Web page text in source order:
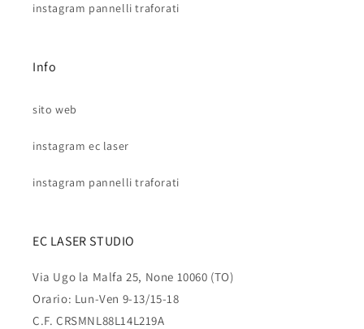
instagram pannelli traforati
Info
sito web
instagram ec laser
instagram pannelli traforati
EC LASER STUDIO
Via Ugo la Malfa 25, None 10060 (TO)
Orario: Lun-Ven 9-13/15-18
C.F. CRSMNL88L14L219A